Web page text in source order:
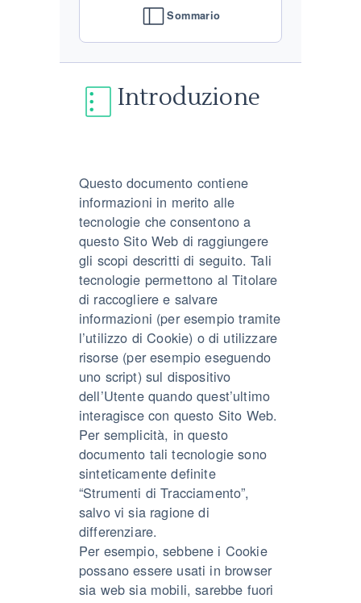
Sommario
Introduzione
Questo documento contiene
informazioni in merito alle
tecnologie che consentono a
questo Sito Web di raggiungere
gli scopi descritti di seguito. Tali
tecnologie permettono al Titolare
di raccogliere e salvare
informazioni (per esempio tramite
l’utilizzo di Cookie) o di utilizzare
risorse (per esempio eseguendo
uno script) sul dispositivo
dell’Utente quando quest’ultimo
interagisce con questo Sito Web.
Per semplicità, in questo
documento tali tecnologie sono
sinteticamente definite
“Strumenti di Tracciamento”,
salvo vi sia ragione di
differenziare.
Per esempio, sebbene i Cookie
possano essere usati in browser
sia web sia mobili, sarebbe fuori